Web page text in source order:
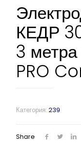
КЕДР
3
PRO
Категория: 239
Share